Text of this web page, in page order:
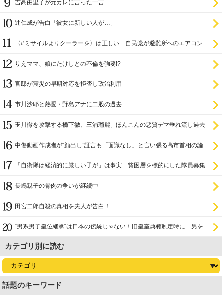
吉高由里子が元カレに言った一言
辻仁成が告白「彼女に新しい人が…」
〈#ミサイルよりクーラーを〉は正しい 自民党が避難所へのエアコン
りえママ、娘にたけしとの不倫を強要!?
官邸が震災の早期対応を拒否し政治利用
市川沙耶と熱愛・野島アナに二股の過去
玉川徹を攻撃する橋下徹、三浦瑠麗、ほんこんの悪質デマ垂れ流し過去
中傷動画作成者が“顔出し”証言も「面識なし」と言い張る高市首相の論
「自衛隊は経済的に厳しい子が」は事実 貧困層を標的にした隊員募集
長嶋親子の骨肉の争いが継続中
田宮二郎自殺の真相を夫人が告白！
“男系男子皇位継承”は日本の伝統じゃない！旧皇室典範制定時に「男を
尊び女を卑む」と
カテゴリ別に読む
話題のキーワード